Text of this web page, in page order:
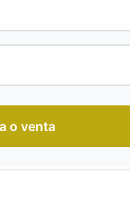
o venta